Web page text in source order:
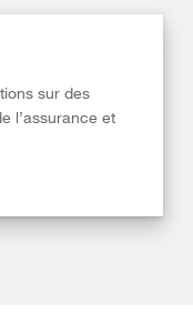
sur des
l’assurance et